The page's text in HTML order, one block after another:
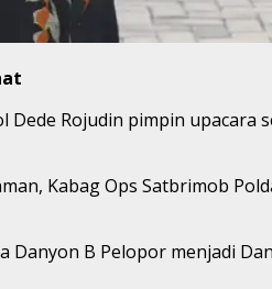
Dede Rojudin pimpin
Kabag Ops Satbrimob
B Pelopor menjadi